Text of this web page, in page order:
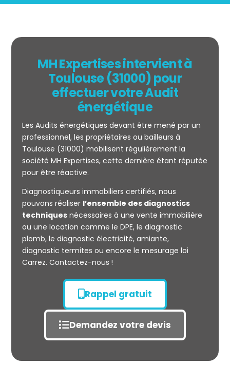
Mesurage
CARREZ
MH Expertises intervient à
Toulouse (31000) pour
effectuer votre Audit
énergétique
Les Audits énergétiques devant être mené par un
professionnel, les propriétaires ou bailleurs à
Toulouse (31000) mobilisent régulièrement la
société MH Expertises, cette dernière étant réputée
pour être réactive.
Diagnostiqueurs immobiliers certifiés, nous
pouvons réaliser l’ensemble des diagnostics
techniquesnécessaires à une vente immobilière
ou une location comme le DPE, le diagnostic
plomb, le diagnostic électricité, amiante,
diagnostic termites ou encore le mesurage loi
Carrez. Contactez-nous !
Rappel gratuit
Demandez votre devis